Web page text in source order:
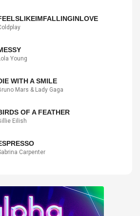
Young
WITH A SMILE
Mars & Lady Gaga
OF A FEATHER
Eilish
Carpenter